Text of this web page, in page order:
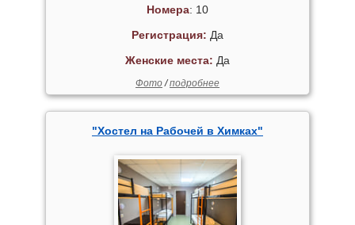
Номера: 10
Регистрация: Да
Женские места: Да
Фото/подробнее
"Хостел на Рабочей в Химках"